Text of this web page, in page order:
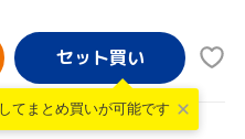
て まとめ買いが可能です